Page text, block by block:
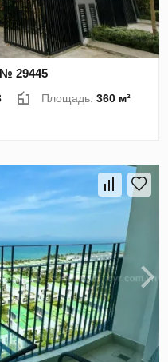
29445
Площадь:360 м²